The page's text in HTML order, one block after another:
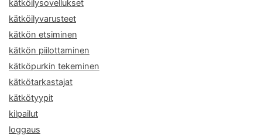
kätköilysovellukset
kätköilyvarusteet
kätkön etsiminen
kätkön piilottaminen
kätköpurkin tekeminen
kätkötarkastajat
kätkötyypit
kilpailut
loggaus